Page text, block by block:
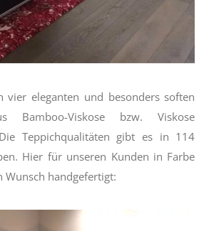
vier eleganten und besonders soften
Bamboo-Viskose bzw. Viskose
Teppichqualitäten gibt es in 114
Hier für unseren Kunden in Farbe
Wunsch handgefertigt: